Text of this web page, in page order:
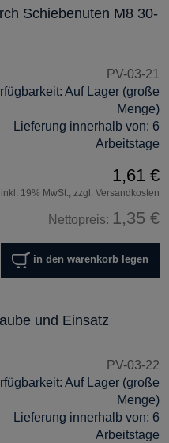
Schiebenuten M8 30-
PV-03-21
Auf Lager (große
Menge)
Lieferung innerhalb von: 6
Arbeitstage
1,61 €
inkl. 19% MwSt., zzgl. Versandkosten
Nettopreis: 1,35 €
in den warenkorb legen
und Einsatz
PV-03-22
Auf Lager (große
Menge)
Lieferung innerhalb von: 6
Arbeitstage